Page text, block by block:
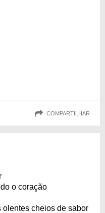
COMPARTILHAR
o coração
olentes cheios de sabor